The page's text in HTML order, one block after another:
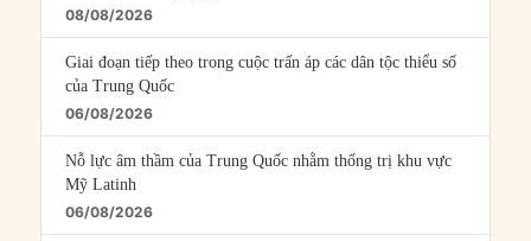
08/08/2026
Giai đoạn tiếp theo trong cuộc trấn áp các dân tộc thiểu số
của Trung Quốc
06/08/2026
Nỗ lực âm thầm của Trung Quốc nhằm thống trị khu vực
Mỹ Latinh
06/08/2026